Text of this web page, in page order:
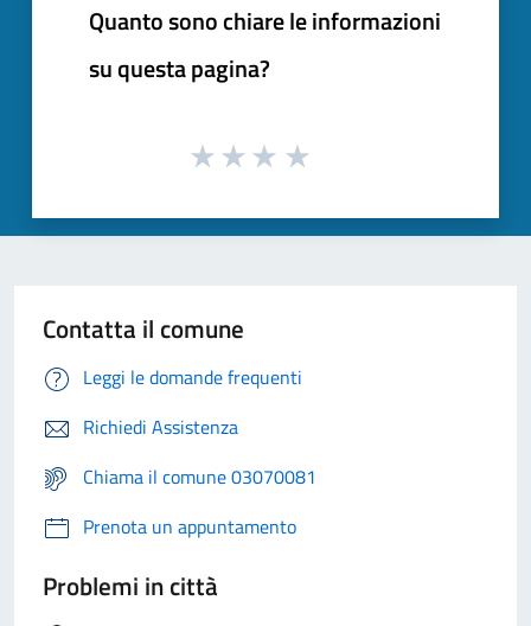
Quanto sono chiare le informazioni
su questa pagina?
Contatta il comune
Leggi le domande frequenti
Richiedi Assistenza
Chiama il comune 03070081
Prenota un appuntamento
Problemi in città